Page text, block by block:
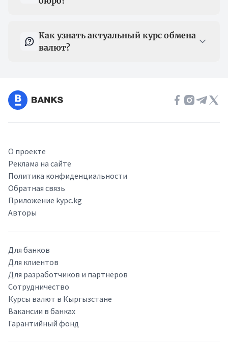
Как узнать актуальный курс обмена
валют?
О проекте
Реклама на сайте
Политика конфиденциальности
Обратная связь
Приложение kypc.kg
Авторы
Для банков
Для клиентов
Для разработчиков и партнёров
Сотрудничество
Курсы валют в Кыргызстане
Вакансии в банках
Гарантийный фонд